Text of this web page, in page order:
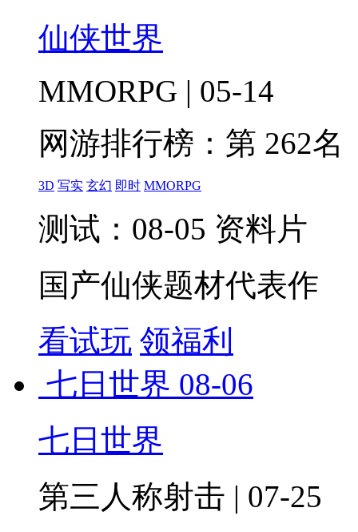
仙侠世界
MMORPG | 05-14
网游排行榜： 第 262名
3D 写实 玄幻 即时 MMORPG
测试：08-05 资料片
国产仙侠题材代表作
看试玩 领福利
七日世界 08-06
七日世界
第三人称射击 | 07-25